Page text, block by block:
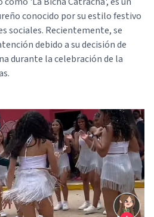
conocido por su estilo festivo
sociales. Recientemente, se
debido a su decisión de
durante la celebración de la